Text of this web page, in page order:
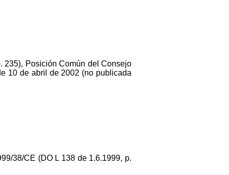
235), Posición Común del Consejo
10 de abril de 2002 (no publicada
38/CE (DO L 138 de 1.6.1999, p.